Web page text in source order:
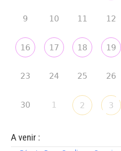
9 10 11 12
16 17 18 19
23 24 25 26
30 1 2 3
A venir :